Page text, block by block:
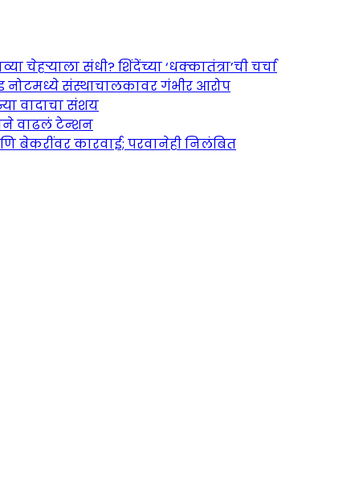
संधी? शिंदेंच्या ‘धक्कातंत्रा’ची चर्चा
नोटमध्ये संस्थाचालकावर गंभीर आरोप
वादाचा संशय
वाढलं टेन्शन
बेकरींवर कारवाई; परवानेही निलंबित